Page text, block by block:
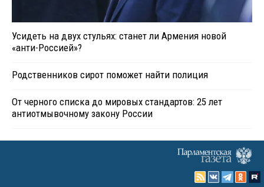
Усидеть на двух стульях: станет ли Армения новой
«анти-Россией»?
Родственников сирот поможет найти полиция
От черного списка до мировых стандартов: 25 лет
антиотмывочному закону России